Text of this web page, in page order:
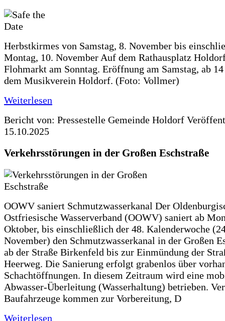
Herbstkirmes von Samstag, 8. November bis
Montag, 10. November Auf dem Rathausplatz
Flohmarkt am Sonntag. Eröffnung am Samstag, ab
dem Musikverein Holdorf. (Foto: Vollmer)
Weiterlesen
Bericht von: Pressestelle Gemeinde Holdorf
15.10.2025
Verkehrsstörungen in der Großen Eschstraße
OOWV saniert Schmutzwasserkanal Der
Ostfriesische Wasserverband (OOWV) saniert ab
Oktober, bis einschließlich der 48. Kalenderwoche
November) den Schmutzwasserkanal in der Großen
ab der Straße Birkenfeld bis zur Einmündung der
Heerweg. Die Sanierung erfolgt grabenlos über
Schachtöffnungen. In diesem Zeitraum wird eine
Abwasser-Überleitung (Wasserhaltung) betrieben.
Baufahrzeuge kommen zur Vorbereitung, D
Weiterlesen